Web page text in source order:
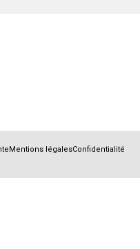
Mentions légalesConfidentialité